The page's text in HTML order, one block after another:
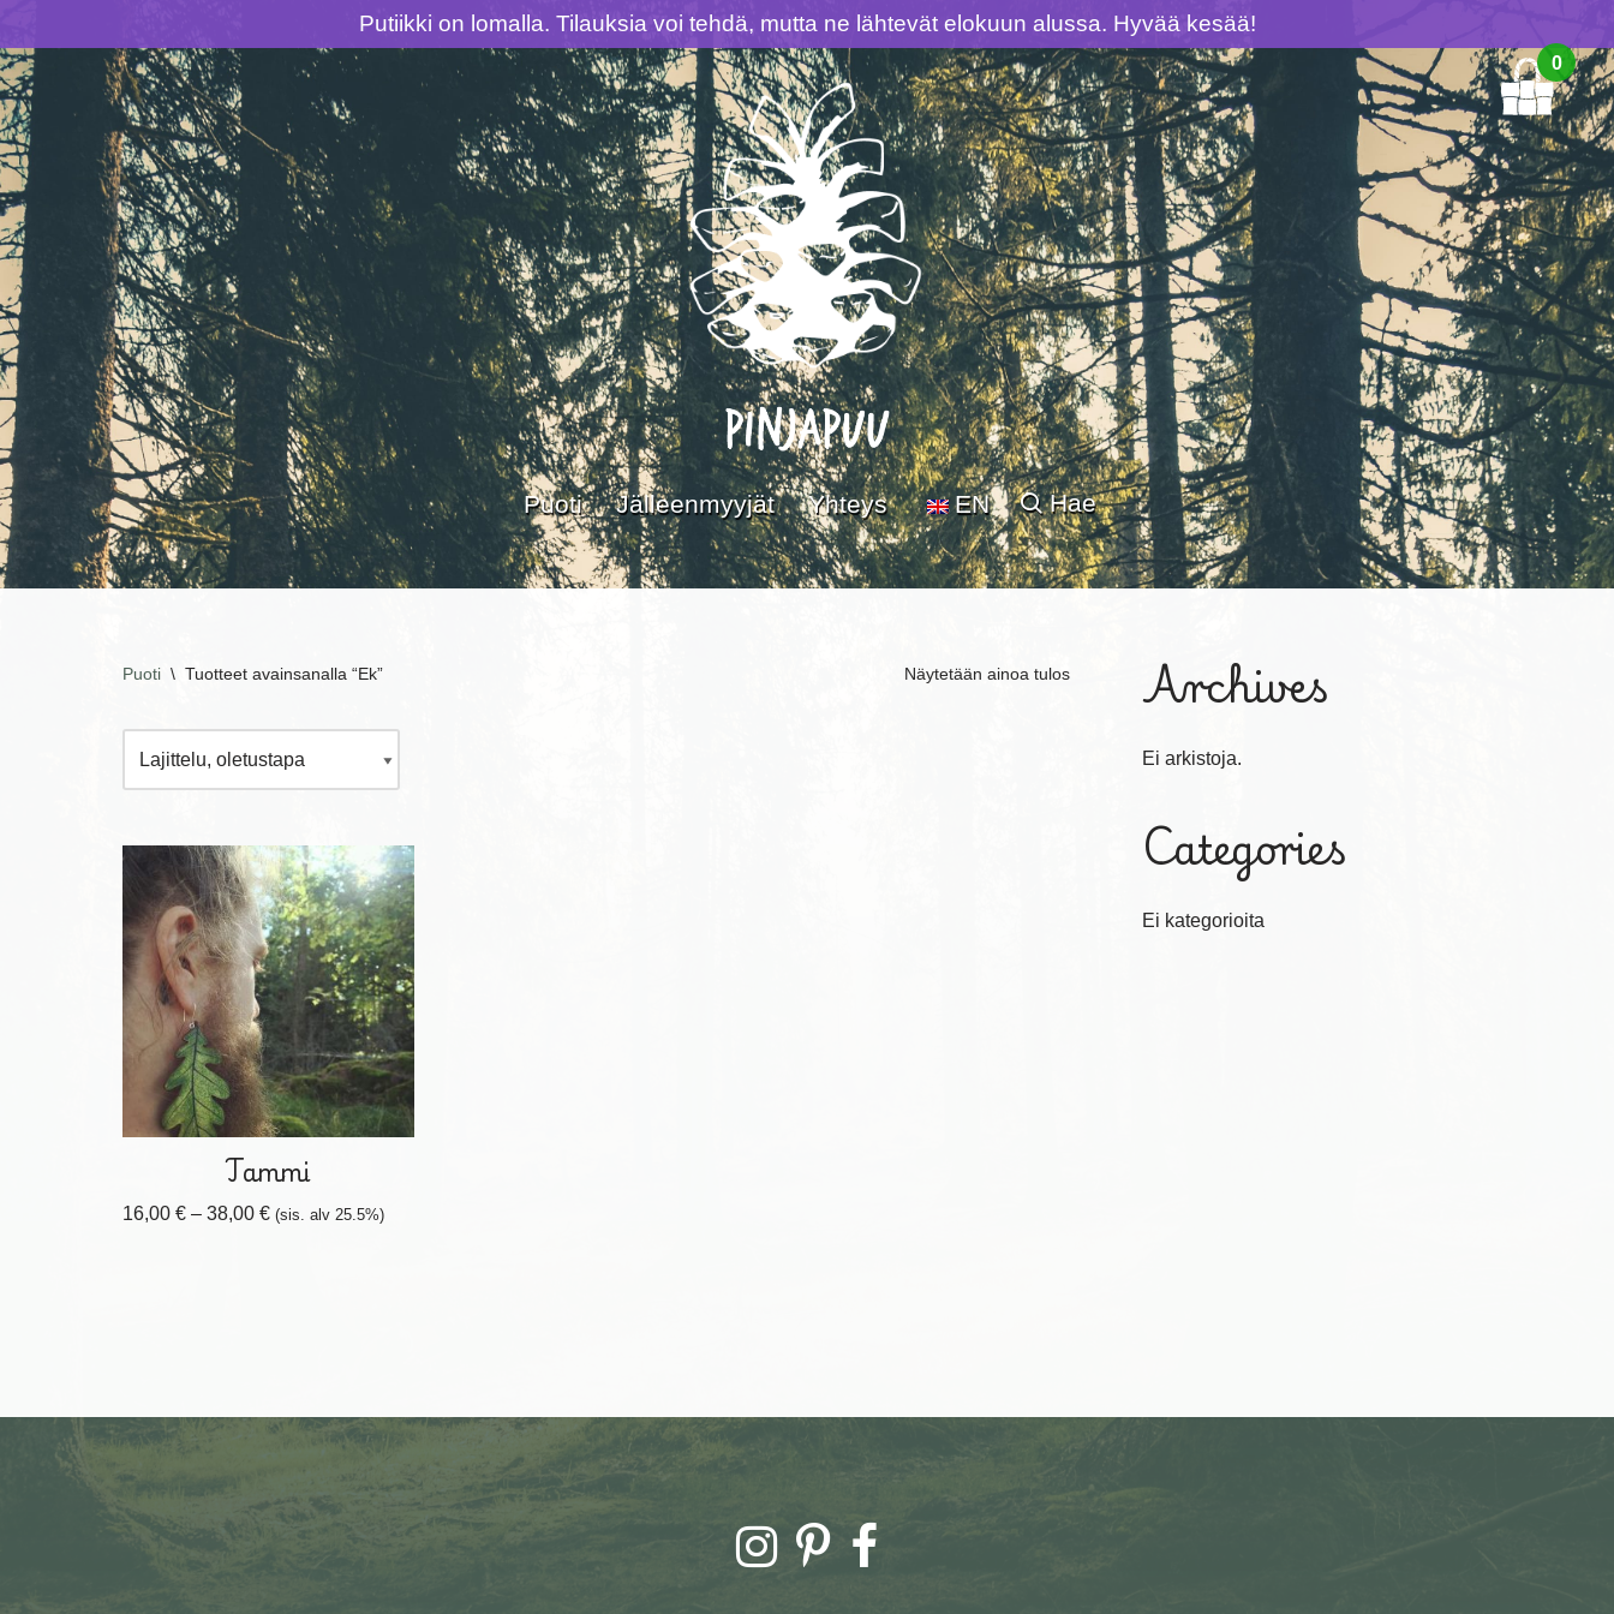
Siirry
suoraan
sisältöön
0
Putiikki on lomalla. Tilauksia voi tehdä, mutta ne lähtevät elokuun alussa. Hyvää kesää!
Puoti Jälleenmyyjät Yhteys EN Hae
Puoti \ Tuotteet avainsanalla “Ek” Näytetään ainoa tulos
Tammi
16,00 € – 38,00 € (sis. alv 25.5%)
Archives
Ei arkistoja.
Categories
Ei kategorioita